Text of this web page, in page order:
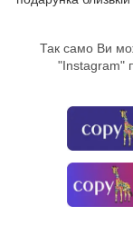
Так само Ви
"Instagram"